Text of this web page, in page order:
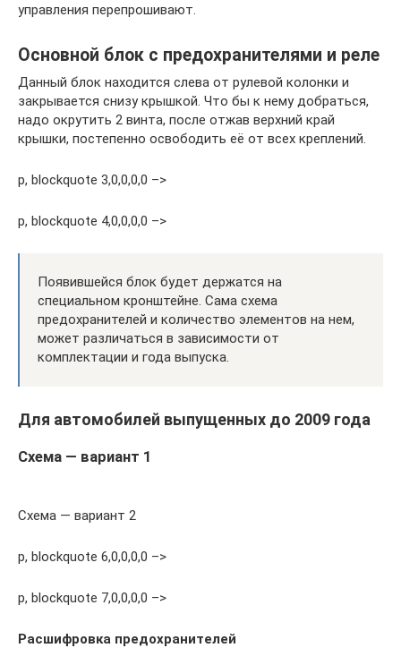
управления перепрошивают.
Основной блок с предохранителями и реле
Данный блок находится слева от рулевой колонки и
закрывается снизу крышкой. Что бы к нему добраться,
надо окрутить 2 винта, после отжав верхний край
крышки, постепенно освободить её от всех креплений.
p, blockquote 3,0,0,0,0 –>
p, blockquote 4,0,0,0,0 –>
Появившейся блок будет держатся на
специальном кронштейне. Сама схема
предохранителей и количество элементов на нем,
может различаться в зависимости от
комплектации и года выпуска.
Для автомобилей выпущенных до 2009 года
Схема — вариант 1
Схема — вариант 2
p, blockquote 6,0,0,0,0 –>
p, blockquote 7,0,0,0,0 –>
Расшифровка предохранителей